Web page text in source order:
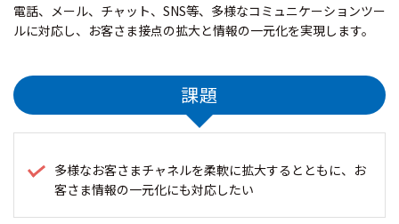
電話、メール、チャット、SNS等、多様なコミュニケーションツー
ルに対応し、お客さま接点の拡大と情報の一元化を実現します。
課題
多様なお客さまチャネルを柔軟に拡大するとともに、お
客さま情報の一元化にも対応したい